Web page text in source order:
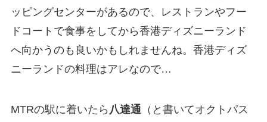
ッピングセンターがあるので、レストランやフー
ドコートで食事をしてから香港ディズニーランド
へ向かうのも良いかもしれませんね。香港ディズ
ニーランドの料理はアレなので…
MTRの駅に着いたら 八達通（と書いてオクトパス